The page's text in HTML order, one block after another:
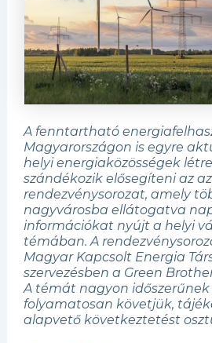
A fenntartható
Magyarországon is egyre
helyi energiaközösségek
szándékozik elősegíteni az
rendezvénysorozat, amely
nagyvárosba ellátogatva
információkat nyújt a helyi
témában. A
Magyar Kapcsolt Energia
szervezésben a Green
A témát nagyon
folyamatosan követjük,
alapvető következtetést